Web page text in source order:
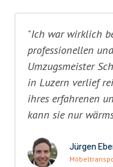
"Ich war wirklich
professionellen
Umzugsmeister
in Luzern verlief
ihres erfahrenen
kann sie nur
Jürgen